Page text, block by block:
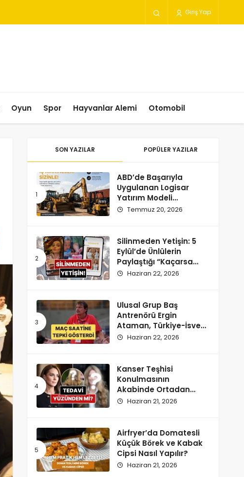
Giriş Yap
Oyun Spor Hayvanlar Alemi Otomobil
SON YAZILAR POPÜLER YAZILAR
ABD’de Başarıyla
Uygulanan Logisar
Yatırım Modeli
Türkiye’ye Geliyor
Temmuz 20, 2026
Silinmeden Yetişin: 5
Eylül’de Ünlülerin
Paylaştığı “Kaçarsa
Yazık Olur” Temalı
Haziran 22, 2026
Ulusal Grup Baş
Antrenörü Ergin
Ataman, Türkiye-İsveç
Maçı Saatine
Haziran 22, 2026
Kanser Teşhisi
Konulmasının
Akabinde Ortadan
Kaybolan Kate
Doğurdu
Haziran 21, 2026
Airfryer’da Domatesli
Küçük Börek ve Kabak
Cipsi Nasıl Yapılır?
Haziran 21, 2026